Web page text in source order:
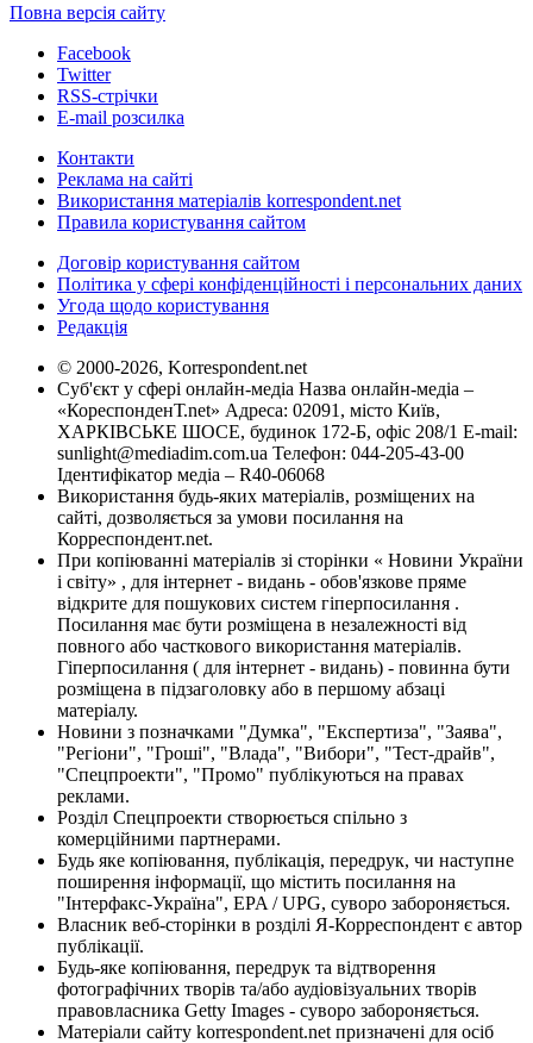
Повна версія сайту
Facebook
Twitter
RSS-стрічки
E-mail розсилка
Контакти
Реклама на сайті
Використання матеріалів korrespondent.net
Правила користування сайтом
Договір користування сайтом
Політика у сфері конфіденційності і персональних даних
Угода щодо користування
Редакція
© 2000-2026, Korrespondent.net
Суб'єкт у сфері онлайн-медіа Назва онлайн-медіа –
«КореспонденТ.net» Адреса: 02091, місто Київ,
ХАРКІВСЬКЕ ШОСЕ, будинок 172-Б, офіс 208/1 E-mail:
sunlight@mediadim.com.ua Телефон: 044-205-43-00
Ідентифікатор медіа – R40-06068
Використання будь-яких матеріалів, розміщених на
сайті, дозволяється за умови посилання на
Корреспондент.net.
При копіюванні матеріалів зі сторінки « Новини України
і світу» , для інтернет - видань - обов'язкове пряме
відкрите для пошукових систем гіперпосилання .
Посилання має бути розміщена в незалежності від
повного або часткового використання матеріалів.
Гіперпосилання ( для інтернет - видань) - повинна бути
розміщена в підзаголовку або в першому абзаці
матеріалу.
Новини з позначками "Думка", "Експертиза", "Заява",
"Регіони", "Гроші", "Влада", "Вибори", "Тест-драйв",
"Спецпроекти", "Промо" публікуються на правах
реклами.
Розділ Спецпроекти створюється спільно з
комерційними партнерами.
Будь яке копіювання, публікація, передрук, чи наступне
поширення інформації, що містить посилання на
"Інтерфакс-Україна", EPA / UPG, суворо забороняється.
Власник веб-сторінки в розділі Я-Корреспондент є автор
публікації.
Будь-яке копіювання, передрук та відтворення
фотографічних творів та/або аудіовізуальних творів
правовласника Getty Images - суворо забороняється.
Матеріали сайту korrespondent.net призначені для осіб